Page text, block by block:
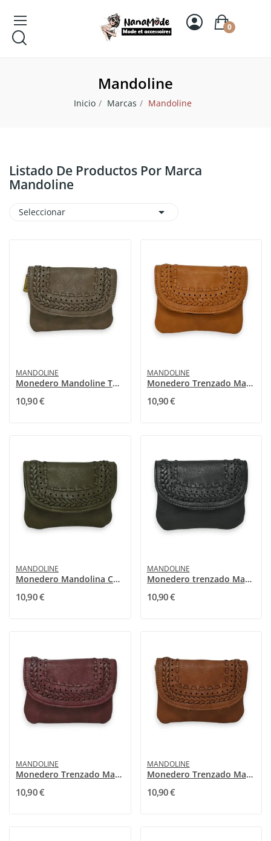
0
Mandoline
Inicio Marcas Mandoline
Listado De Productos Por Marca
Mandoline
Seleccionar 
MANDOLINE
Monedero Mandoline Topo Trenzado
10,90 €
MANDOLINE
Monedero Trenzado Mandolina Mostaza
10,90 €
MANDOLINE
Monedero Mandolina Caqui Trenzado
10,90 €
MANDOLINE
Monedero trenzado Mandoline negro
10,90 €
MANDOLINE
Monedero Trenzado Mandolina Burdeos
10,90 €
MANDOLINE
Monedero Trenzado Mandoline Camel
10,90 €